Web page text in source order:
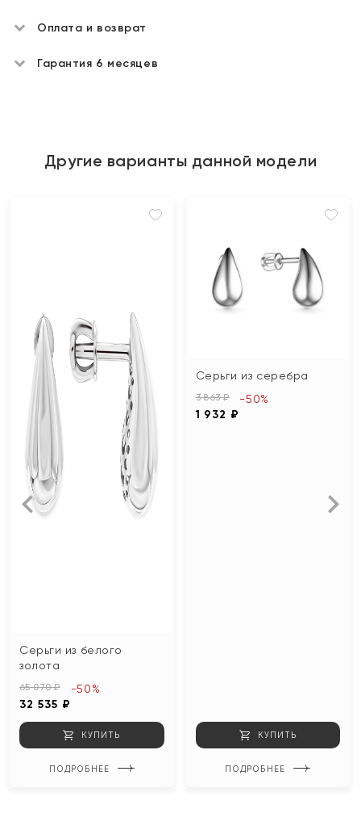
Оплата и возврат
Гарантия 6 месяцев
Другие варианты данной модели
Серьги из белого
золота
65 070 ₽
32 535 ₽
-50%
КУПИТЬ
ПОДРОБНЕЕ
Серьги из серебра
3 863 ₽
1 932 ₽
-50%
КУПИТЬ
ПОДРОБНЕЕ